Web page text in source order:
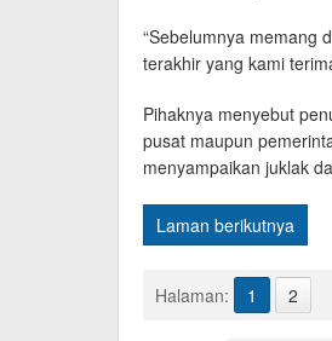
“Sebelumnya memang
terakhir yang kami
Pihaknya menyebut
pusat maupun
menyampaikan juklak
Laman berikutnya
Halaman: 1 2